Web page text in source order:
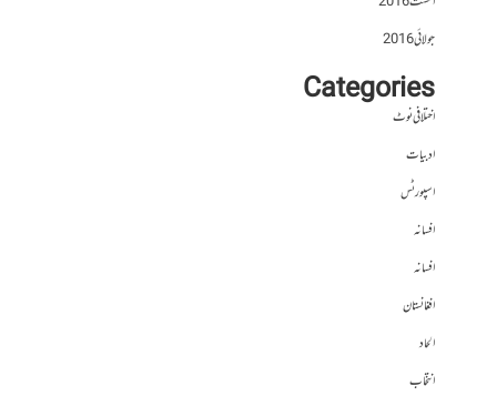
جولائی 2016
Categories
اختلافی نوٹ
ادبیات
اسپورٹس
افسانہ
افسانہ
افغانستان
الحاد
انتخاب